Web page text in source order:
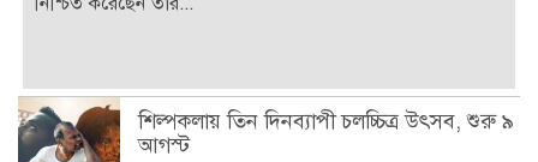
শিল্পকলায় তিন দিনব্যাপী চলচ্চিত্র উৎসব, শুরু ৯
আগস্ট